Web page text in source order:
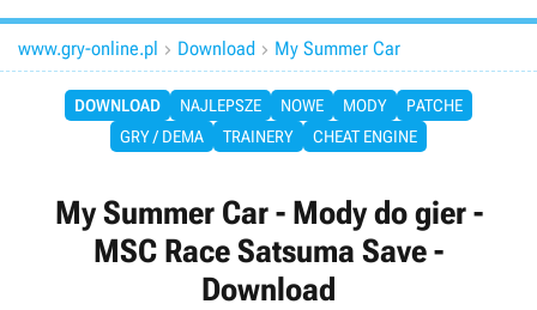
www.gry-online.pl  Download  My Summer Car
DOWNLOAD NAJLEPSZE NOWE MODY
PATCHE
GRY / DEMA
TRAINERY CHEAT ENGINE
My Summer Car - Mody do gier -
MSC Race Satsuma Save -
Download